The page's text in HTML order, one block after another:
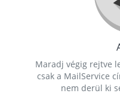
Maradj végig rejtve
csak a MailService
nem derül ki